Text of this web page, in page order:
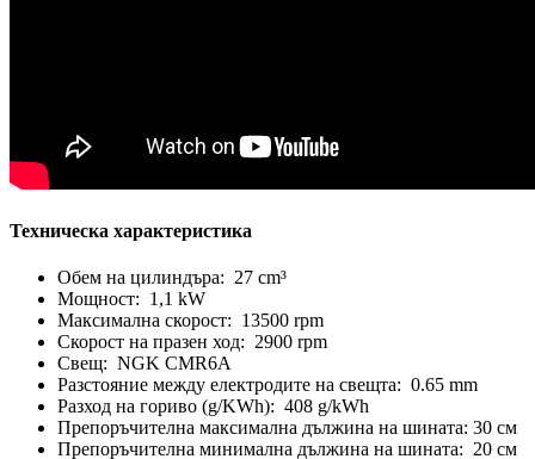
Техническа характеристика
Обем на цилиндъра: 27 cm³
Мощност: 1,1 kW
Максимална скорост: 13500 rpm
Скорост на празен ход: 2900 rpm
Свещ: NGK CMR6A
Разстояние между електродите на свещта: 0.65 mm
Разход на гориво (g/KWh): 408 g/kWh
Препоръчителна максимална дължина на шината: 30 см
Препоръчителна минимална дължина на шината: 20 см